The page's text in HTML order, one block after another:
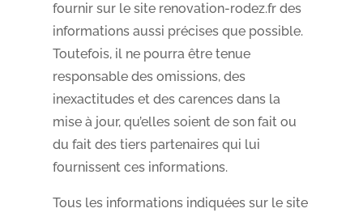
fournir sur le site renovation-rodez.fr des
informations aussi précises que possible.
Toutefois, il ne pourra être tenue
responsable des omissions, des
inexactitudes et des carences dans la
mise à jour, qu’elles soient de son fait ou
du fait des tiers partenaires qui lui
fournissent ces informations.
Tous les informations indiquées sur le site